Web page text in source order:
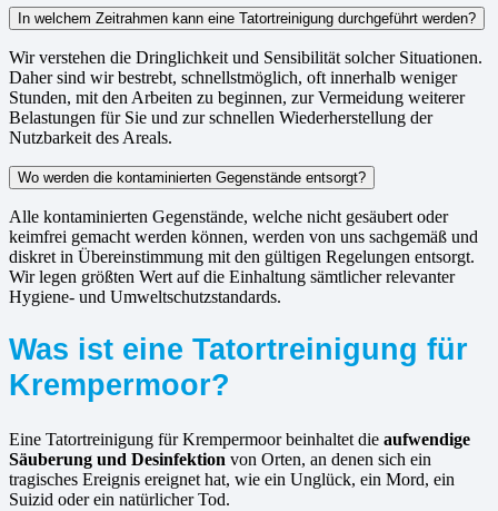
In welchem Zeitrahmen kann eine Tatortreinigung durchgeführt werden?
Wir verstehen die Dringlichkeit und Sensibilität solcher Situationen.
Daher sind wir bestrebt, schnellstmöglich, oft innerhalb weniger
Stunden, mit den Arbeiten zu beginnen, zur Vermeidung weiterer
Belastungen für Sie und zur schnellen Wiederherstellung der
Nutzbarkeit des Areals.
Wo werden die kontaminierten Gegenstände entsorgt?
Alle kontaminierten Gegenstände, welche nicht gesäubert oder
keimfrei gemacht werden können, werden von uns sachgemäß und
diskret in Übereinstimmung mit den gültigen Regelungen entsorgt.
Wir legen größten Wert auf die Einhaltung sämtlicher relevanter
Hygiene- und Umweltschutzstandards.
Was ist eine Tatortreinigung für
Krempermoor?
Eine Tatortreinigung für Krempermoor beinhaltet die aufwendige
Säuberung und Desinfektion von Orten, an denen sich ein
tragisches Ereignis ereignet hat, wie ein Unglück, ein Mord, ein
Suizid oder ein natürlicher Tod.